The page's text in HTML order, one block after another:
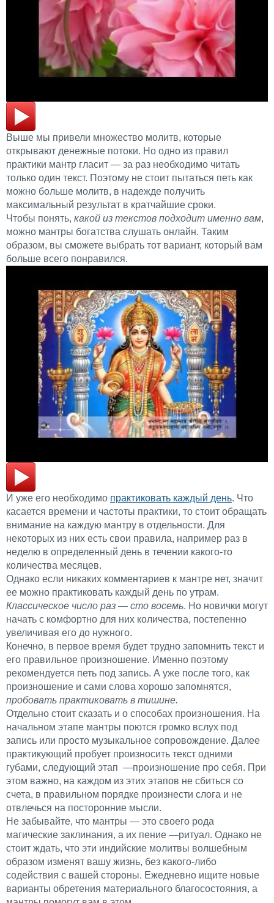
Выше мы привели множество молитв, которые
открывают денежные потоки. Но одно из правил
практики мантр гласит — за раз необходимо читать
только один текст. Поэтому не стоит пытаться петь как
можно больше молитв, в надежде получить
максимальный результат в кратчайшие сроки.
Чтобы понять, какой из текстов подходит именно вам,
можно мантры богатства слушать онлайн. Таким
образом, вы сможете выбрать тот вариант, который вам
больше всего понравился.
И уже его необходимо практиковать каждый день. Что
касается времени и частоты практики, то стоит обращать
внимание на каждую мантру в отдельности. Для
некоторых из них есть свои правила, например раз в
неделю в определенный день в течении какого-то
количества месяцев.
Однако если никаких комментариев к мантре нет, значит
ее можно практиковать каждый день по утрам.
Классическое число раз — сто восемь. Но новички могут
начать с комфортно для них количества, постепенно
увеличивая его до нужного.
Конечно, в первое время будет трудно запомнить текст и
его правильное произношение. Именно поэтому
рекомендуется петь под запись. А уже после того, как
произношение и сами слова хорошо запомнятся,
пробовать практиковать в тишине.
Отдельно стоит сказать и о способах произношения. На
начальном этапе мантры поются громко вслух под
запись или просто музыкальное сопровождение. Далее
практикующий пробует произносить текст одними
губами, следующий этап —произношение про себя. При
этом важно, на каждом из этих этапов не сбиться со
счета, в правильном порядке произнести слога и не
отвлечься на посторонние мысли.
Не забывайте, что мантры — это своего рода
магические заклинания, а их пение —ритуал. Однако не
стоит ждать, что эти индийские молитвы волшебным
образом изменят вашу жизнь, без какого-либо
содействия с вашей стороны. Ежедневно ищите новые
варианты обретения материального благосостояния, а